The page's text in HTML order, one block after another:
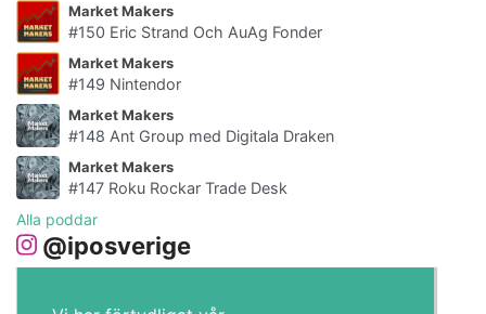
Market Makers
#150 Eric Strand Och AuAg Fonder
Market Makers
#149 Nintendor
Market Makers
#148 Ant Group med Digitala Draken
Market Makers
#147 Roku Rockar Trade Desk
Alla poddar
@iposverige